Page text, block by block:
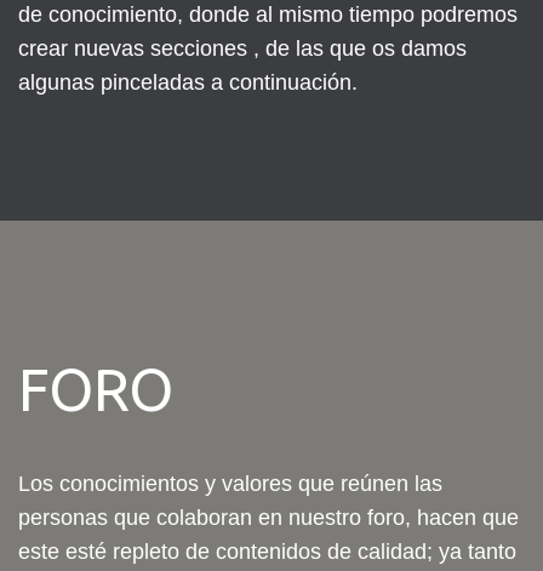
de conocimiento, donde al mismo tiempo podremos
crear nuevas secciones , de las que os damos
algunas pinceladas a continuación.
FORO
Los conocimientos y valores que reúnen las
personas que colaboran en nuestro foro, hacen que
este esté repleto de contenidos de calidad; ya tanto